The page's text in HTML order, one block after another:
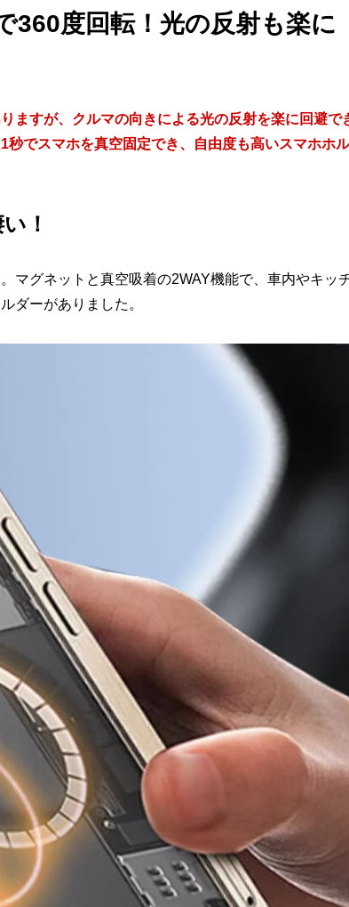
360度回転！光の反射も楽に
ますが、クルマの向きによる光の反射を楽に回避で
でスマホを真空固定でき、自由度も高いスマホホル
！
マグネットと真空吸着の2WAY機能で、車内やキッ
ダーがありました。